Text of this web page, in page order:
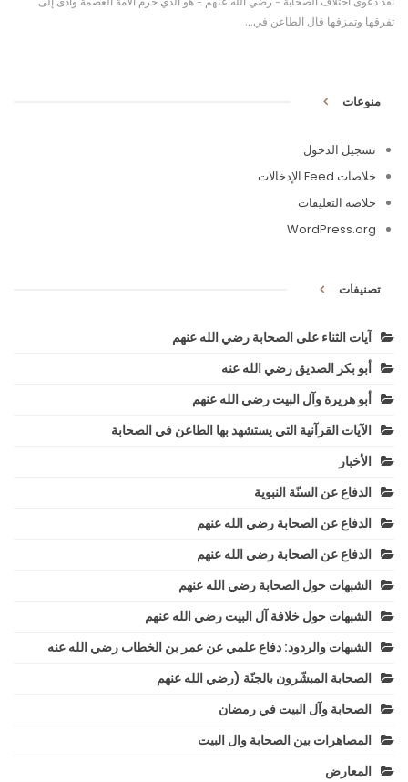
تفرقها وتمزقها قال الطاعن في…
منوعات
تسجيل الدخول
خلاصات Feed الإدخالات
خلاصة التعليقات
WordPress.org
تصنيفات
آيات الثناء على الصحابة رضي الله عنهم
أبو بكر الصديق رضي الله عنه
أبو هريرة وآل البيت رضي الله عنهم
الآيات القرآنية التي يستشهد بها الطاعن في الصحابة
الأخبار
الدفاع عن السنّة النبوية
الدفاع عن الصحابة رضي الله عنهم
الدفاع عن الصحابة رضي الله عنهم
الشبهات حول الصحابة رضي الله عنهم
الشبهات حول خلافة آل البيت رضي الله عنهم
الشبهات والردود: دفاع علمي عن عمر بن الخطاب رضي الله عنه
الصحابة المبشّرون بالجنّة (رضي الله عنهم
الصحابة وآل البيت في رمضان
المصاهرات بين الصحابة وال البيت
المعارض